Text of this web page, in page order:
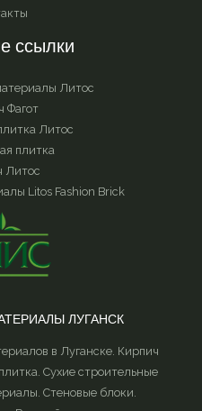
ссылки
Литос
Фагот
Литос
плитка
Литос
Litos Fashion Brick
ЛУГАНСК
в Луганске. Кирпич
Сухие строительные
Стеновые блоки.